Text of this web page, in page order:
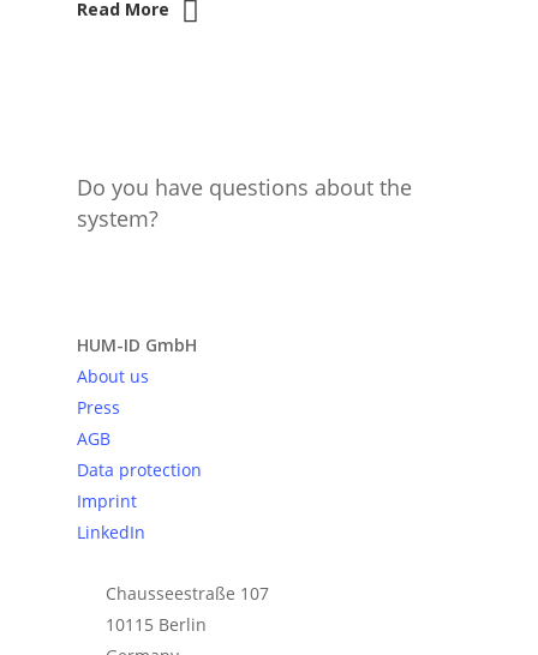
Read More
Do you have questions about the
system?
HUM-ID GmbH
About us
Press
AGB
Data protection
Imprint
LinkedIn
Chausseestraße 107
10115 Berlin